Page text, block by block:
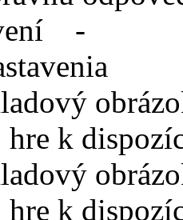
-
hre k
hre k